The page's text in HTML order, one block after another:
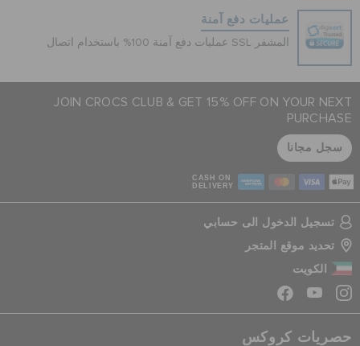
عمليات دفع آمنة
عمليات دفع آمنة 100% باستخدام اتصال SSL المشفر
JOIN CROCS CLUB & GET 15% OFF ON YOUR NEXT
PURCHASE
سجل مجانا
CASH ON
DELIVERY
تسجيل الدخول الى حسابي
تحديد موقع المتجر
الكويت
حصريات كروكس